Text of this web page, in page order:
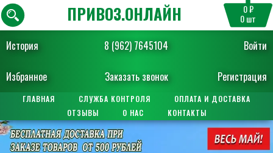
История 8 (962) 7645104 Войти
Избранное Заказать звонок Регистрация
ПРИВОЗ.ОНЛАЙН 0 ₽
0шт
ГЛАВНАЯ СЛУЖБА КОНТРОЛЯ
ОПЛАТА И ДОСТАВКА
ОТЗЫВЫ
О НАС КОНТАКТЫ